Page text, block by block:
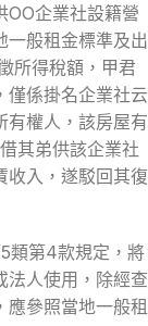
ΟΟ企業社設籍營
一般租金標準及出
所得稅額，甲君
僅係掛名企業社云
有權人，該房屋有
其弟供該企業社
收入，遂駁回其復
類第4款規定，將
法人使用，除經查
應參照當地一般租